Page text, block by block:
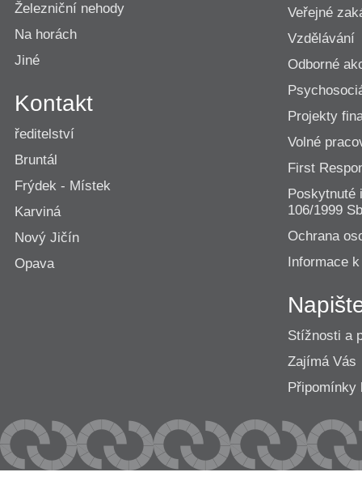
Železniční nehody
Na horách
Jiné
Kontakt
ředitelství
Bruntál
Frýdek - Místek
Karviná
Nový Jičín
Opava
Veřejné
Vzdělávání
Odborné
Projekty
Volné
First
Poskytnuté
106/1999
Ochrana
Informace
Stížnosti a
Zajímá Vás
Připomínky